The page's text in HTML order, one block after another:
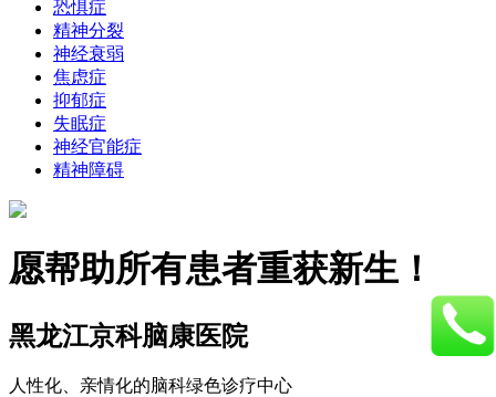
恐惧症
精神分裂
神经衰弱
焦虑症
抑郁症
失眠症
神经官能症
精神障碍
愿帮助所有患者重获新生！
黑龙江京科脑康医院
人性化、亲情化的脑科绿色诊疗中心